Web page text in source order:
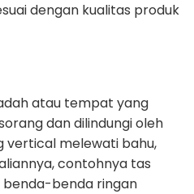
dengan kualitas produk
atau tempat yang
dan dilindungi oleh
vertical melewati bahu,
contohnya tas
benda-benda ringan